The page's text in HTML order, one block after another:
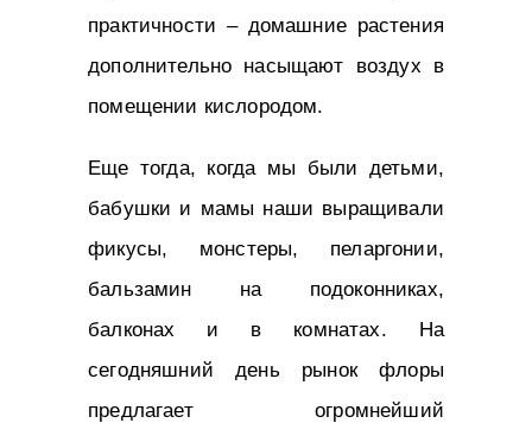
практичности – домашние растения
дополнительно насыщают воздух в
помещении кислородом.
Еще тогда, когда мы были детьми,
бабушки и мамы наши выращивали
фикусы, монстеры, пеларгонии,
бальзамин на подоконниках,
балконах и в комнатах. На
сегодняшний день рынок флоры
предлагает огромнейший